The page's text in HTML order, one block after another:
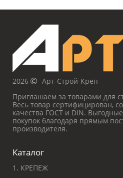
2026
Арт-Строй-Креп
Приглашаем за товарами для
Весь товар сертифицирован,
качества ГОСТ и DIN.
покупок благодаря прямым
производителя.
Каталог
1. КРЕПЕЖ